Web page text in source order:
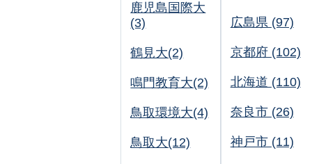
鹿児島国際大
(3)
鶴見大(2)
鳴門教育大(2)
鳥取環境大(4)
鳥取大(12)
広島県 (97)
京都府 (102)
北海道 (110)
奈良市 (26)
神戸市 (11)